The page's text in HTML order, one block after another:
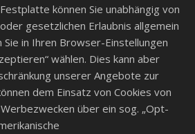
können Sie unabhängig von
gesetzlichen Erlaubnis allgemein
Sie in Ihren Browser-Einstellungen
wählen. Dies kann aber
unserer Angebote zur
dem Einsatz von Cookies von
über ein sog. „Opt-